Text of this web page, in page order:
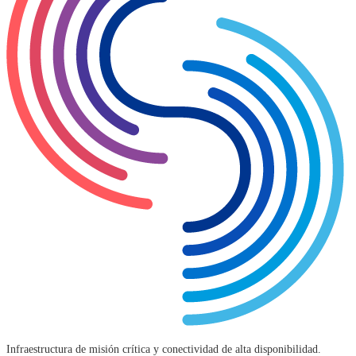
Infraestructura de misión crítica y conectividad de alta disponibilidad.